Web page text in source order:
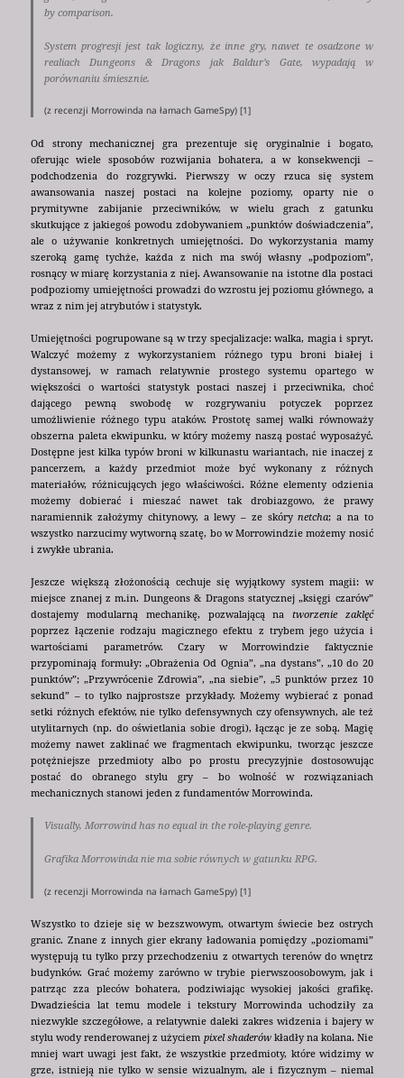
by comparison.
System progresji jest tak logiczny, że inne gry, nawet te osadzone w
realiach Dungeons & Dragons jak Baldur’s Gate, wypadają w
porównaniu śmiesznie.
(z recenzji Morrowinda na łamach GameSpy) [1]
Od strony mechanicznej gra prezentuje się oryginalnie i bogato,
oferując wiele sposobów rozwijania bohatera, a w konsekwencji –
podchodzenia do rozgrywki. Pierwszy w oczy rzuca się system
awansowania naszej postaci na kolejne poziomy, oparty nie o
prymitywne zabijanie przeciwników, w wielu grach z gatunku
skutkujące z jakiegoś powodu zdobywaniem „punktów doświadczenia”,
ale o używanie konkretnych umiejętności. Do wykorzystania mamy
szeroką gamę tychże, każda z nich ma swój własny „podpoziom”,
rosnący w miarę korzystania z niej. Awansowanie na istotne dla postaci
podpoziomy umiejętności prowadzi do wzrostu jej poziomu głównego, a
wraz z nim jej atrybutów i statystyk.
Umiejętności pogrupowane są w trzy specjalizacje: walka, magia i spryt.
Walczyć możemy z wykorzystaniem różnego typu broni białej i
dystansowej, w ramach relatywnie prostego systemu opartego w
większości o wartości statystyk postaci naszej i przeciwnika, choć
dającego pewną swobodę w rozgrywaniu potyczek poprzez
umożliwienie różnego typu ataków. Prostotę samej walki równoważy
obszerna paleta ekwipunku, w który możemy naszą postać wyposażyć.
Dostępne jest kilka typów broni w kilkunastu wariantach, nie inaczej z
pancerzem, a każdy przedmiot może być wykonany z różnych
materiałów, różnicujących jego właściwości. Różne elementy odzienia
możemy dobierać i mieszać nawet tak drobiazgowo, że prawy
naramiennik założymy chitynowy, a lewy – ze skórynetcha; a na to
wszystko narzucimy wytworną szatę, bo w Morrowindzie możemy nosić
i zwykłe ubrania.
Jeszcze większą złożonością cechuje się wyjątkowy system magii: w
miejsce znanej z m.in. Dungeons & Dragons statycznej „księgi czarów”
dostajemy modularną mechanikę, pozwalającą na tworzenie zaklęć
poprzez łączenie rodzaju magicznego efektu z trybem jego użycia i
wartościami parametrów. Czary w Morrowindzie faktycznie
przypominają formuły: „Obrażenia Od Ognia”, „na dystans”, „10 do 20
punktów”; „Przywrócenie Zdrowia”, „na siebie”, „5 punktów przez 10
sekund” – to tylko najprostsze przykłady. Możemy wybierać z ponad
setki różnych efektów, nie tylko defensywnych czy ofensywnych, ale też
utylitarnych (np. do oświetlania sobie drogi), łącząc je ze sobą. Magię
możemy nawet zaklinać we fragmentach ekwipunku, tworząc jeszcze
potężniejsze przedmioty albo po prostu precyzyjnie dostosowując
postać do obranego stylu gry – bo wolność w rozwiązaniach
mechanicznych stanowi jeden z fundamentów Morrowinda.
Visually, Morrowind has no equal in the role-playing genre.
Grafika Morrowinda nie ma sobie równych w gatunku RPG.
(z recenzji Morrowinda na łamach GameSpy) [1]
Wszystko to dzieje się w bezszwowym, otwartym świecie bez ostrych
granic. Znane z innych gier ekrany ładowania pomiędzy „poziomami”
występują tu tylko przy przechodzeniu z otwartych terenów do wnętrz
budynków. Grać możemy zarówno w trybie pierwszoosobowym, jak i
patrząc zza pleców bohatera, podziwiając wysokiej jakości grafikę.
Dwadzieścia lat temu modele i tekstury Morrowinda uchodziły za
niezwykle szczegółowe, a relatywnie daleki zakres widzenia i bajery w
stylu wody renderowanej z użyciem pixel shaderówkładły na kolana. Nie
mniej wart uwagi jest fakt, że wszystkie przedmioty, które widzimy w
grze, istnieją nie tylko w sensie wizualnym, ale i fizycznym – niemal